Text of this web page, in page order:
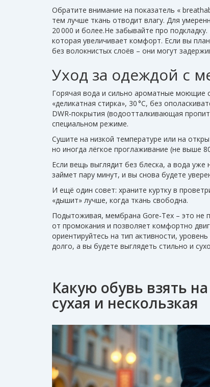
Обратите внимание на показатель «
тем лучше ткань отводит влагу. Для
20 000 и более.Не забывайте про
которая увеличивает комфорт. Если вы
без волокнистых слоёв – они могут
Уход за одеждой с
Горячая вода и сильно ароматные моющие
«деликатная стирка», 30 °C, без
DWR‑покрытия (водоотталкивающая
специальном режиме.
Сушите на низкой температуре или на
но иногда лёгкое проглаживание (не выше
Если вещь выглядит без блеска, а вода уже
займет пару минут, и вы снова будете
И ещё один совет: храните куртку в
«дышит» лучше, когда ткань свободна.
Подытоживая, мембрана Gore‑Tex – это не
от промокания и позволяет комфортно
ориентируйтесь на тип активности,
долго, а вы будете выглядеть стильно и
Какую обувь взять
сухая и нескользкая